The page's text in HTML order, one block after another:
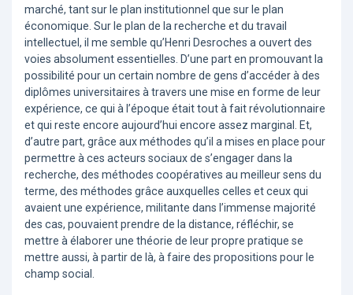
marché, tant sur le plan institutionnel que sur le plan
économique. Sur le plan de la recherche et du travail
intellectuel, il me semble qu’Henri Desroches a ouvert des
voies absolument essentielles. D’une part en promouvant la
possibilité pour un certain nombre de gens d’accéder à des
diplômes universitaires à travers une mise en forme de leur
expérience, ce qui à l’époque était tout à fait révolutionnaire
et qui reste encore aujourd’hui encore assez marginal. Et,
d’autre part, grâce aux méthodes qu’il a mises en place pour
permettre à ces acteurs sociaux de s’engager dans la
recherche, des méthodes coopératives au meilleur sens du
terme, des méthodes grâce auxquelles celles et ceux qui
avaient une expérience, militante dans l’immense majorité
des cas, pouvaient prendre de la distance, réfléchir, se
mettre à élaborer une théorie de leur propre pratique se
mettre aussi, à partir de là, à faire des propositions pour le
champ social.